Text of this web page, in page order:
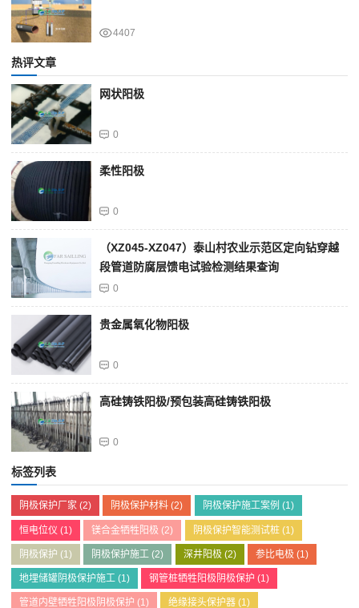
4407
热评文章
网状阳极
0
柔性阳极
0
（XZ045-XZ047）泰山村农业示范区定向钻穿越
段管道防腐层馈电试验检测结果查询
0
贵金属氧化物阳极
0
高硅铸铁阳极/预包装高硅铸铁阳极
0
标签列表
阴极保护厂家 (2) 阴极保护材料 (2) 阴极保护施工案例 (1)
恒电位仪 (1) 镁合金牺牲阳极 (2) 阴极保护智能测试桩(1)
阴极保护 (1) 阴极保护施工 (2) 深井阳极 (2) 参比电极 (1)
地埋储罐阴极保护施工 (1) 钢管桩牺牲阳极阴极保护 (1)
管道内壁牺牲阳极阴极保护 (1) 绝缘接头保护器 (1)